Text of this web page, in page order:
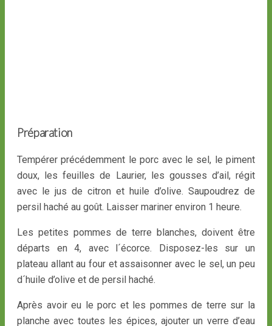
Préparation
Tempérer précédemment le porc avec le sel, le piment
doux, les feuilles de Laurier, les gousses d’ail, régit
avec le jus de citron et huile d’olive. Saupoudrez de
persil haché au goût. Laisser mariner environ 1 heure.
Les petites pommes de terre blanches, doivent être
départs en 4, avec l´écorce. Disposez-les sur un
plateau allant au four et assaisonner avec le sel, un peu
d´huile d’olive et de persil haché.
Après avoir eu le porc et les pommes de terre sur la
planche avec toutes les épices, ajouter un verre d’eau